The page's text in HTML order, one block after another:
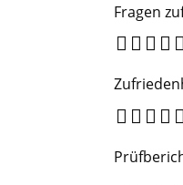
Fragen